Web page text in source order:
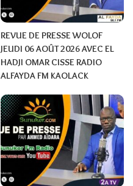
REVUE DE PRESSE WOLOF
JEUDI 06 AOÛT 2026 AVEC EL
HADJI OMAR CISSE RADIO
ALFAYDA FM KAOLACK